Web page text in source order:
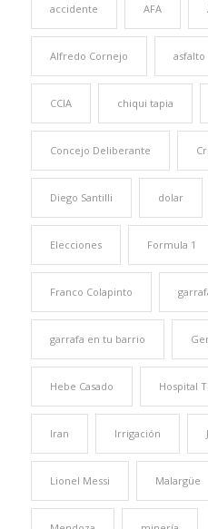
accidente AFA
Alfredo Cornejo asfalto
CCIA chiqui tapia
Concejo Deliberante
Diego Santilli dolar
Elecciones Formula 1
Franco Colapinto
garrafa en tu barrio
Hebe Casado Hospital
Iran Irrigación
Lionel Messi Malargüe